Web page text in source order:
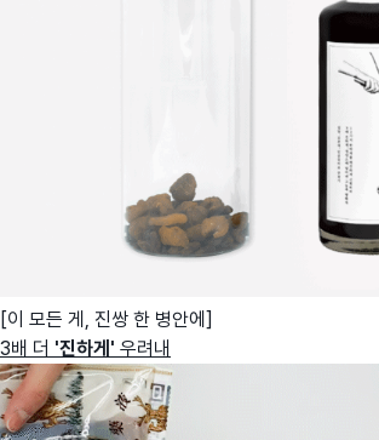
[이 모든 게, 진쌍 한 병안에]
3배 더 '진하게' 우려내